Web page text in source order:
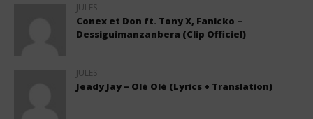
JULES
Conex et Don ft. Tony X, Fanicko –
Dessiguimanzanbera (Clip Officiel)
JULES
Jeady Jay – Olé Olé (Lyrics + Translation)